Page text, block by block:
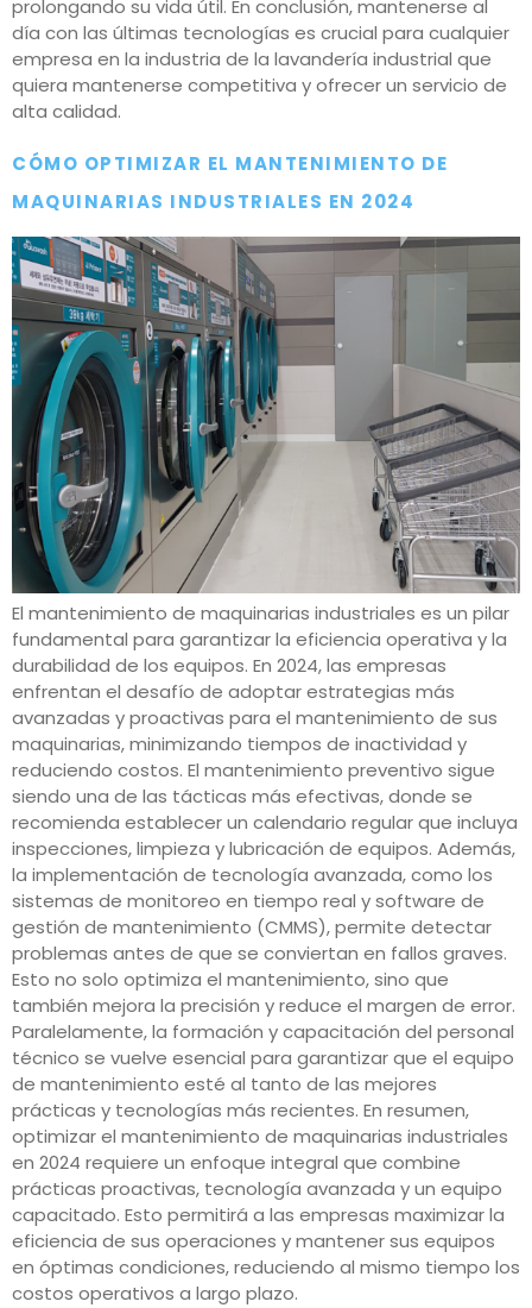
prolongando su vida útil. En conclusión, mantenerse al
día con las últimas tecnologías es crucial para cualquier
empresa en la industria de la lavandería industrial que
quiera mantenerse competitiva y ofrecer un servicio de
alta calidad.
CÓMO OPTIMIZAR EL MANTENIMIENTO DE
MAQUINARIAS INDUSTRIALES EN 2024
El mantenimiento de maquinarias industriales es un pilar
fundamental para garantizar la eficiencia operativa y la
durabilidad de los equipos. En 2024, las empresas
enfrentan el desafío de adoptar estrategias más
avanzadas y proactivas para el mantenimiento de sus
maquinarias, minimizando tiempos de inactividad y
reduciendo costos. El mantenimiento preventivo sigue
siendo una de las tácticas más efectivas, donde se
recomienda establecer un calendario regular que incluya
inspecciones, limpieza y lubricación de equipos. Además,
la implementación de tecnología avanzada, como los
sistemas de monitoreo en tiempo real y software de
gestión de mantenimiento (CMMS), permite detectar
problemas antes de que se conviertan en fallos graves.
Esto no solo optimiza el mantenimiento, sino que
también mejora la precisión y reduce el margen de error.
Paralelamente, la formación y capacitación del personal
técnico se vuelve esencial para garantizar que el equipo
de mantenimiento esté al tanto de las mejores
prácticas y tecnologías más recientes. En resumen,
optimizar el mantenimiento de maquinarias industriales
en 2024 requiere un enfoque integral que combine
prácticas proactivas, tecnología avanzada y un equipo
capacitado. Esto permitirá a las empresas maximizar la
eficiencia de sus operaciones y mantener sus equipos
en óptimas condiciones, reduciendo al mismo tiempo los
costos operativos a largo plazo.